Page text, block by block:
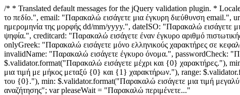
/* * Translated default messages for the jQuery validation plugin. *
το πεδίο.", email: "Παρακαλώ εισάγετε μια έγκυρη διεύθυνση
ημερομηνία της μορφής dd/mm/yyyy.", dateISO: "Παρακαλώ εισάγετε
ψηφία.", creditcard: "Παρακαλώ εισάγετε έναν έγκυρο αριθμό
onlyGreek: "Παρακαλώ εισάγετε μόνο ελληνικούς χαρακτήρες σε
invalidName: "Παρακαλώ εισάγετε έγκυρο όνομα.", passwordCheck:
$.validator.format("Παρακαλώ εισάγετε μέχρι και {0} χαρακτήρες."),
μια τιμή με μήκος μεταξύ {0} και {1} χαρακτήρων."), range:
του {0}."), min: $.validator.format("Παρακαλώ εισάγετε μια τιμή
αναζήτησης"; var pleaseWait = "Παρακαλώ περιμένετε..."